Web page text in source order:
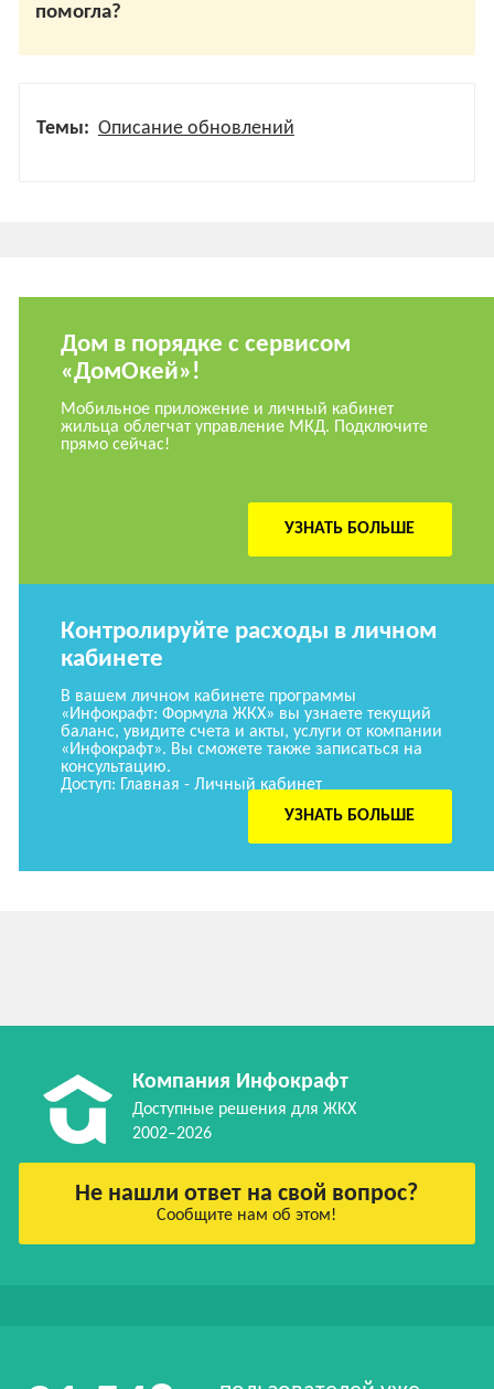
помогла?
Темы: Описание обновлений
Дом в порядке с сервисом
«ДомОкей»!
Мобильное приложение и личный кабинет
жильца облегчат управление МКД. Подключите
прямо сейчас!
УЗНАТЬ БОЛЬШЕ
Контролируйте расходы в личном
кабинете
В вашем личном кабинете программы
«Инфокрафт: Формула ЖКХ» вы узнаете текущий
баланс, увидите счета и акты, услуги от компании
«Инфокрафт». Вы сможете также записаться на
консультацию.
Доступ: Главная - Личный кабинет
УЗНАТЬ БОЛЬШЕ
Компания Инфокрафт
Доступные решения для ЖКХ
2002–2026
Не нашли ответ на свой вопрос?
Сообщите нам об этом!